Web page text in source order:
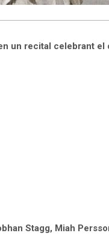
un recital celebrant
Stagg, Miah